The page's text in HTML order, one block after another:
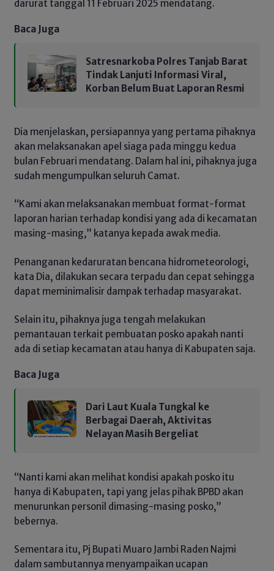
darurat tanggal 11 Februari 2025 mendatang.
Baca Juga
Satresnarkoba Polres Tanjab Barat
Tindak Lanjuti Informasi Viral,
Korban Belum Buat Laporan Resmi
Dia menjelaskan, persiapannya yang pertama pihaknya
akan melaksanakan apel siaga pada minggu kedua
bulan Februari mendatang. Dalam hal ini, pihaknya juga
sudah mengumpulkan seluruh Camat.
“Kami akan melaksanakan membuat format-format
laporan harian terhadap kondisi yang ada di kecamatan
masing-masing,” katanya kepada awak media.
Penanganan kedaruratan bencana hidrometeorologi,
kata Dia, dilakukan secara terpadu dan cepat sehingga
dapat meminimalisir dampak terhadap masyarakat.
Selain itu, pihaknya juga tengah melakukan
pemantauan terkait pembuatan posko apakah nanti
ada di setiap kecamatan atau hanya di Kabupaten saja.
Baca Juga
Dari Laut Kuala Tungkal ke
Berbagai Daerah, Aktivitas
Nelayan Masih Bergeliat
“Nanti kami akan melihat kondisi apakah posko itu
hanya di Kabupaten, tapi yang jelas pihak BPBD akan
menurunkan personil dimasing-masing posko,”
bebernya.
Sementara itu, Pj Bupati Muaro Jambi Raden Najmi
dalam sambutannya menyampaikan ucapan